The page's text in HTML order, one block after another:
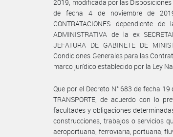
2019, modificada por las
de fecha 4 de noviembre de
CONTRATACIONES dependiente de
ADMINISTRATIVA de la ex
JEFATURA DE GABINETE DE
Condiciones Generales para las
marco jurídico establecido por la Ley
Que por el Decreto N° 683 de fecha
TRANSPORTE, de acuerdo con lo
facultades y obligaciones
construcciones, trabajos o servicios
aeroportuaria, ferroviaria, portuaria,